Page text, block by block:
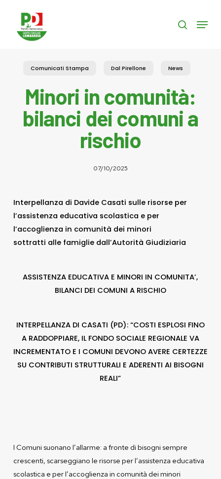
content
search
Menu
Comunicati Stampa Dal Pirellone News
Minori in comunità:
bilanci dei comuni a
rischio
07/10/2025
Interpellanza di Davide Casati sulle risorse per
l’assistenza educativa scolastica e per
l’accoglienza in comunità dei minori
sottratti alle famiglie dall’Autorità Giudiziaria
ASSISTENZA EDUCATIVA E MINORI IN COMUNITA’,
BILANCI DEI COMUNI A RISCHIO
INTERPELLANZA DI CASATI (PD): “COSTI ESPLOSI FINO
A RADDOPPIARE, IL FONDO SOCIALE REGIONALE VA
INCREMENTATO E I COMUNI DEVONO AVERE CERTEZZE
SU CONTRIBUTI STRUTTURALI E ADERENTI AI BISOGNI
REALI”
I Comuni suonano l’allarme: a fronte di bisogni sempre
crescenti, scarseggiano le risorse per l’assistenza educativa
scolastica e per l’accoglienza in comunità dei minori